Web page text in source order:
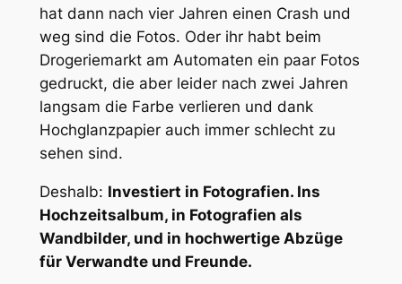
hat dann nach vier Jahren einen Crash und
weg sind die Fotos. Oder ihr habt beim
Drogeriemarkt am Automaten ein paar Fotos
gedruckt, die aber leider nach zwei Jahren
langsam die Farbe verlieren und dank
Hochglanzpapier auch immer schlecht zu
sehen sind.
Deshalb: Investiert in Fotografien. Ins
Hochzeitsalbum, in Fotografien als
Wandbilder, und in hochwertige Abzüge
für Verwandte und Freunde.